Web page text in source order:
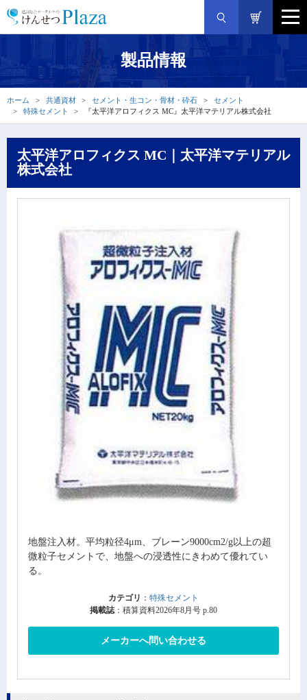
製品情報
ホーム 共通資材 セメント・生コン・骨材・砕石
セメント
特殊セメント
『太平洋アロフィクス MC』太平洋マテリアル株式会社
太平洋アロフィクス MC｜太平洋マテリアル
株式会社
地盤注入材。平均粒径4μm、ブレーン9000cm2/g以上の超
微粒子セメントで、地盤への浸透性にきわめて優れてい
る。
カテゴリ ： 特殊セメント
掲載誌：積算資料2026年8月号 p.80
メーカーへ問い合わせる